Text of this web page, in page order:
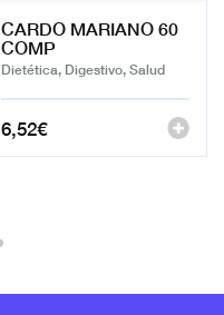
CARDO MARIANO 60
COMP
Dietética, Digestivo, Salud
6,52€